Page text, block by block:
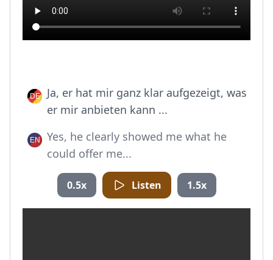
Ja, er hat mir ganz klar aufgezeigt, was
er mir anbieten kann ...
Yes, he clearly showed me what he
could offer me...
0.5x Listen 1.5x